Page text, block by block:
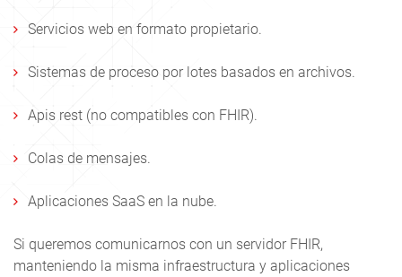
Servicios web en formato propietario.
Sistemas de proceso por lotes basados en archivos.
Apis rest (no compatibles con FHIR).
Colas de mensajes.
Aplicaciones SaaS en la nube.
Si queremos comunicarnos con un servidor FHIR,
manteniendo la misma infraestructura y aplicaciones